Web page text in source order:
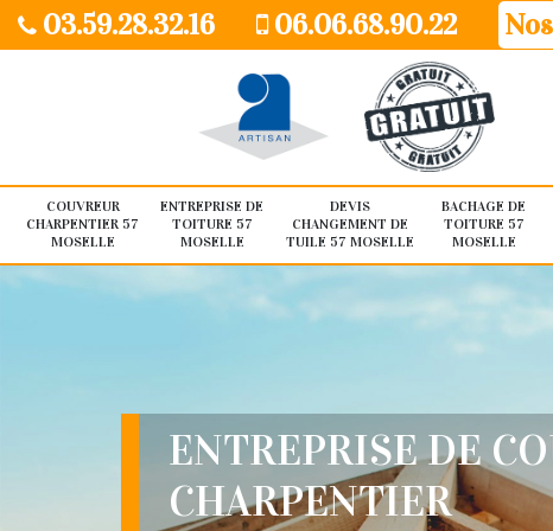
03.59.28.32.16 06.06.68.90.22
COUVREUR
CHARPENTIER 57
MOSELLE
ENTREPRISE DE
TOITURE 57
MOSELLE
DEVIS
CHANGEMENT DE
TUILE 57 MOSELLE
BACHAGE DE
TOITURE 57
MOSELLE
ENTREPRISE DE
CHARPENTIER